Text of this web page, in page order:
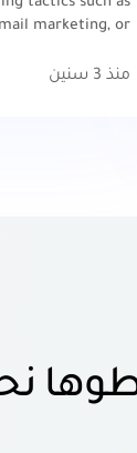
marketing, or
منذ 3 سنين